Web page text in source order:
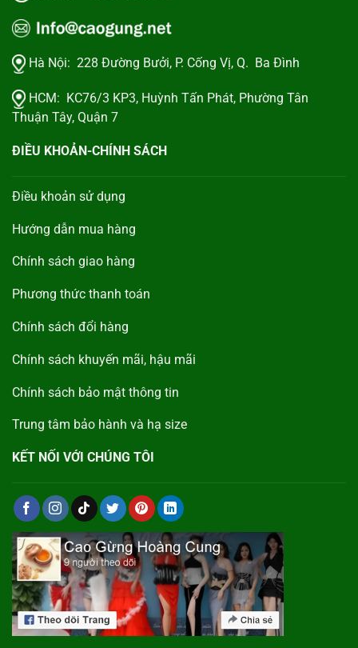
Hà Nội: 228 Đường Bưởi, P. Cống Vị, Q. Ba Đình
HCM: KC76/3 KP3, Huỳnh Tấn Phát, Phường Tân
Thuận Tây, Quận 7
ĐIỀU KHOẢN-CHÍNH SÁCH
Điều khoản sử dụng
Hướng dẫn mua hàng
Chính sách giao hàng
Phương thức thanh toán
Chính sách đổi hàng
Chính sách khuyến mãi, hậu mãi
Chính sách bảo mật thông tin
Trung tâm bảo hành và hạ size
KẾT NỐI VỚI CHÚNG TÔI